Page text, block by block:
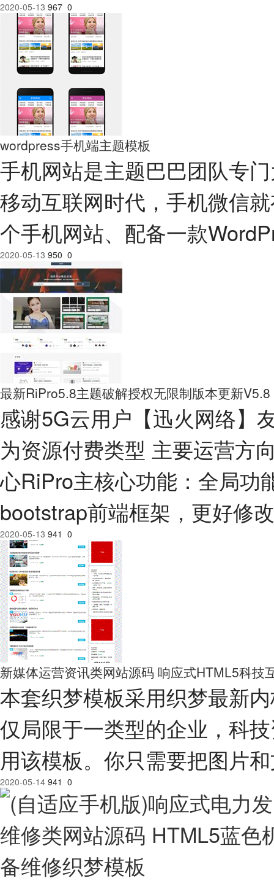
2020-05-13 967 0
wordpress手机端主题模板
手机网站是主题巴巴团队专
移动互联网时代，手机微信
个手机网站、配备一款
2020-05-13 950 0
最新RiPro5.8主题破解授权无限制版本更新V5.8
感谢5G云用户【迅火网络】
为资源付费类型 主要运营方
心RiPro主核心功能：全局功
bootstrap前端框架，更好修
2020-05-13 941 0
新媒体运营资讯类网站源码 响应式HTML5科
本套织梦模板采用织梦最新
仅局限于一类型的企业，科
用该模板。你只需要把图片
2020-05-14 941 0